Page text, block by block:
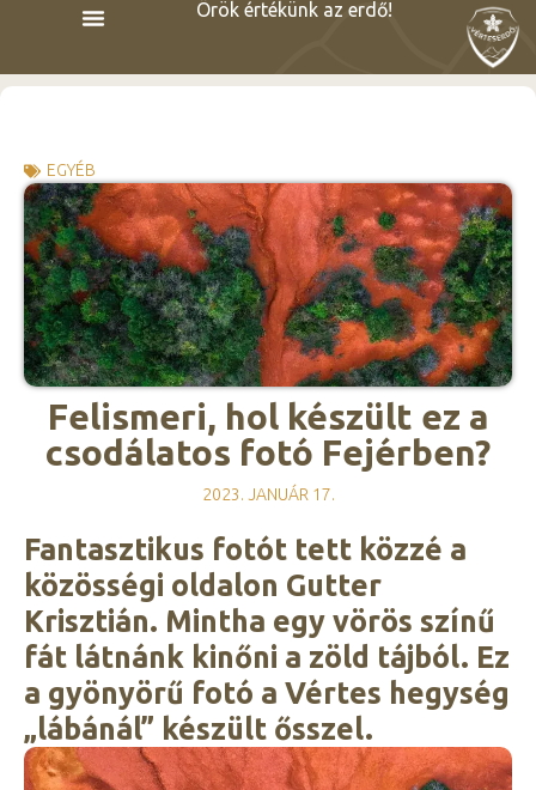
Örök értékünk az erdő!
EGYÉB
Felismeri, hol készült ez a
csodálatos fotó Fejérben?
2023. JANUÁR 17.
Fantasztikus fotót tett közzé a
közösségi oldalon Gutter
Krisztián. Mintha egy vörös színű
fát látnánk kinőni a zöld tájból. Ez
a gyönyörű fotó a Vértes hegység
„lábánál” készült ősszel.